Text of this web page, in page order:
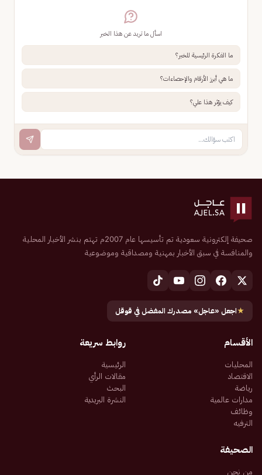
اسأل ما تريد عن هذا الخبر
ما الفكرة الرئيسية للخبر؟
ما هي أبرز الأرقام والإحصاءات؟
كيف يؤثر هذا علي؟
صحيفة إلكترونية سعودية تم تأسيسها عام 2007م تهتم بنشر الأخبار المحلية
والمنافسة في سبق الأخبار بمهنية ومصداقية وموضوعية
★اجعل «عاجل» مصدرك المفضل في قوقل
الأقسام
المحليات
الاقتصاد
رياضة
مدارات عالمية
وظائف
الترفيه
روابط سريعة
الرئيسية
مقالات الرأي
البحث
النشرة البريدية
الصحيفة
من نحن